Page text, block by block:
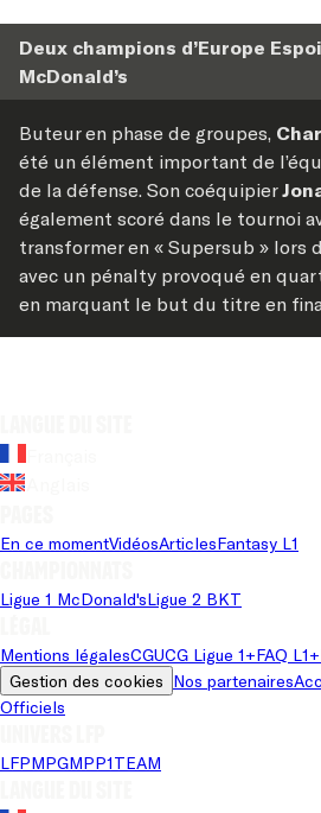
Deux champions d’Europe
McDonald’s
Buteur en phase de groupes,
été un élément important de
de la défense. Son coéquipier
également scoré dans le tournoi
transformer en « Supersub » lors
avec un pénalty provoqué en
en marquant le but du titre en
En ce momentVidéosArticlesFantasy L1
Ligue 1 McDonald'sLigue 2 BKT
Mentions légalesCGUCG Ligue 1+FAQ L1+
Gestion des cookies Nos partenaires
Officiels
LFPMPGMPP1TEAM